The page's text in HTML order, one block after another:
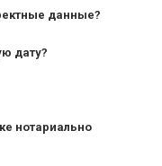
данные?
дату?
нотариально